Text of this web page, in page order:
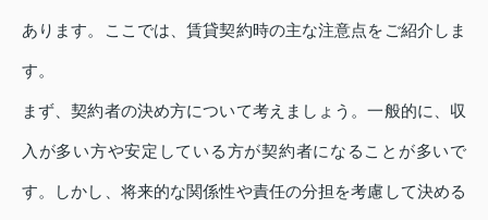
あります。ここでは、賃貸契約時の主な注意点をご紹介しま
す。
まず、契約者の決め方について考えましょう。一般的に、収
入が多い方や安定している方が契約者になることが多いで
す。しかし、将来的な関係性や責任の分担を考慮して決める